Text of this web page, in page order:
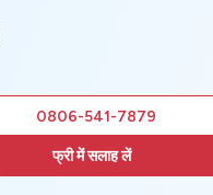
फ्री में सलाह
लें
0806-541-7879
फ्री में सलाह लें